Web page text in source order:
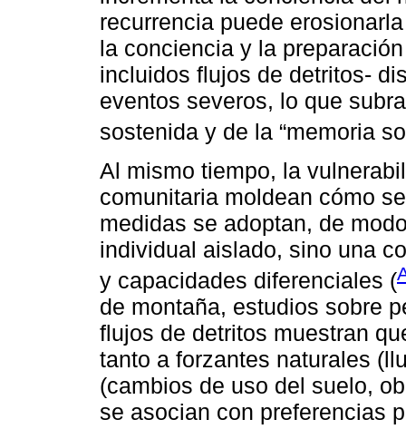
recurrencia puede
la conciencia y la
incluidos flujos de detritos-
eventos severos, lo que
sostenida y de la “memoria
Al mismo tiempo, la
comunitaria moldean cómo
medidas se adoptan, de
individual aislado, sino una
y capacidades diferenciales (
de montaña, estudios sobre
flujos de detritos muestran
tanto a forzantes naturales
(cambios de uso del suelo,
se asocian con preferencias